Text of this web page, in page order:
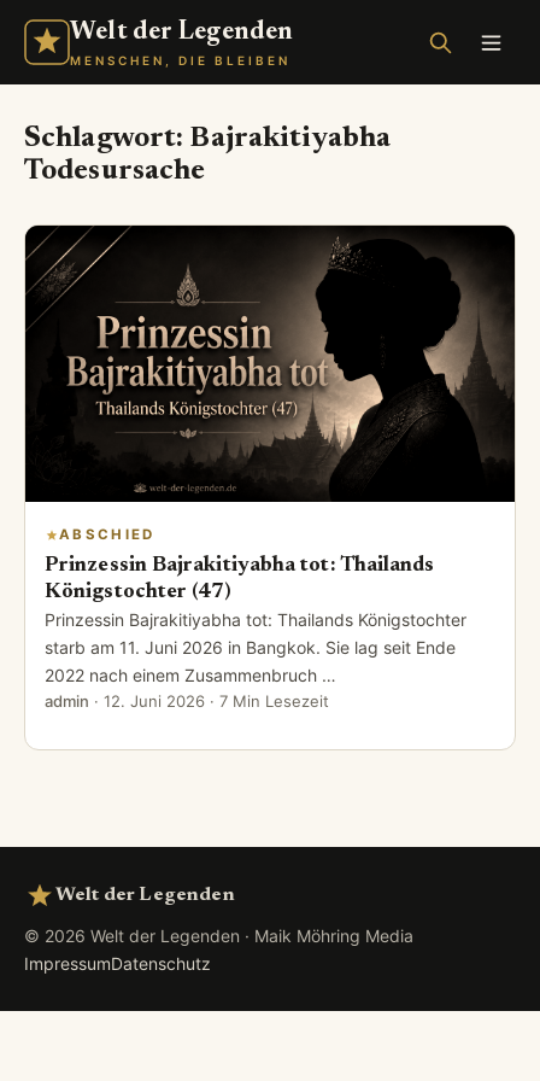
Welt der Legenden
MENSCHEN, DIE BLEIBEN
Schlagwort: Bajrakitiyabha
Todesursache
ABSCHIED
Prinzessin Bajrakitiyabha tot: Thailands
Königstochter (47)
Prinzessin Bajrakitiyabha tot: Thailands Königstochter
starb am 11. Juni 2026 in Bangkok. Sie lag seit Ende
2022 nach einem Zusammenbruch …
admin · 12. Juni 2026 · 7 Min Lesezeit
Welt der Legenden
© 2026 Welt der Legenden · Maik Möhring Media
ImpressumDatenschutz